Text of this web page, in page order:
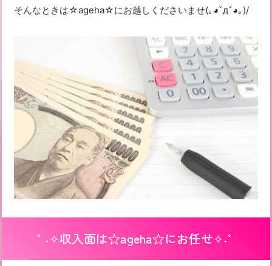
そんなときは☆ageha☆にお越しくださいませ(｡◕ˇдˇ​◕｡)/
°˖✧収入面は☆ageha☆にお任せ✧˖°